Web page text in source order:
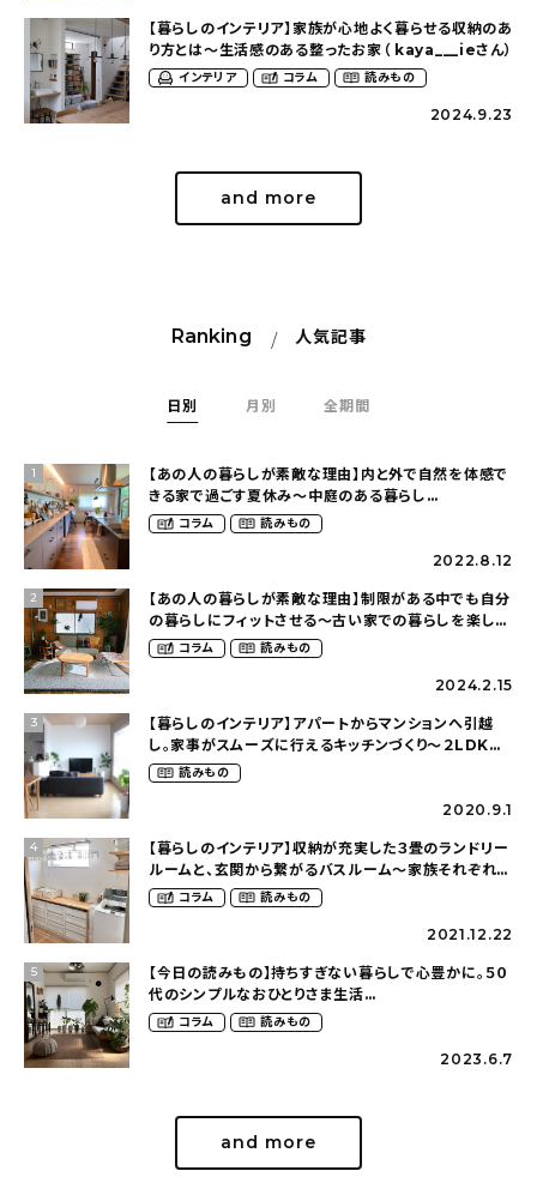
【暮らしのインテリア】家族が心地よく暮らせる収納のあ
り方とは〜生活感のある整ったお家（ kaya___ieさん）
インテリア コラム 読みもの
2024.9.23
and more
Ranking 人気記事
日別 月別 全期間
1
【あの人の暮らしが素敵な理由】内と外で自然を体感で
きる家で過ごす夏休み〜中庭のある暮らし
（yume_2700さん）
コラム 読みもの
2022.8.12
2
【あの人の暮らしが素敵な理由】制限がある中でも自分
の暮らしにフィットさせる〜古い家での暮らしを楽しむ
（idasanchiさん）
コラム 読みもの
2024.2.15
3
【暮らしのインテリア】アパートからマンションへ引越
し。家事がスムーズに行えるキッチンづくり〜２LDKの
賃貸暮らし（mari_ppe_さん）
読みもの
2020.9.1
4
【暮らしのインテリア】収納が充実した３畳のランドリー
ルームと、玄関から繋がるバスルーム〜家族それぞれが
くつろげて、少し遊び心のある家（megu6465さん）
コラム 読みもの
2021.12.22
5
【今日の読みもの】持ちすぎない暮らしで心豊かに。５０
代のシンプルなおひとりさま生活
（ohitorisama_kurasiさん）
コラム 読みもの
2023.6.7
and more